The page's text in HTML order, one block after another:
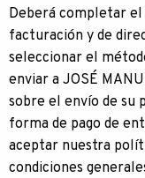
Deberá completar
facturación y de
seleccionar el
enviar a JOSÉ
sobre el envío de su
forma de pago de
aceptar nuestra
condiciones